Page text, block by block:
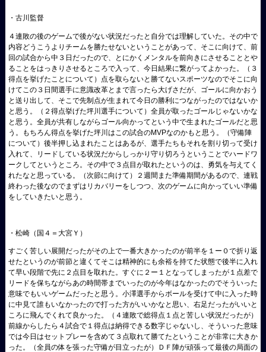
・古川監督
４連敗の後のゲームで後がない状況だったと自分では理解していた。その中で
内容どうこうよりチームを勝たせないということがあって、そこに向けて、前
回の試合から中３日だったので、とにかくメンタルを前向きにさせることとや
ることをはっきりさせるところで入って、今日結果に繋がってよかった。（３
得点を挙げたことについて）点を取らないと勝てないスポーツなのでそこに向
けてこの３日間選手に意識改革とまで言ったら大げさだが、ゴールに向かおう
と送り出して、そこで先制点が生まれて今日の勝利につながったのではないか
と思う。（２得点挙げた坪川選手について）全員が取ったゴールじゃないかな
と思う。全員が共有しながらゴール向かってという中で生まれたゴールだと思
う。もちろん得点を挙げた坪川はこの試合のMVPなのかもと思う。（守備陣
について）後半押し込まれたことはあるが、選手たちもそれを割り切って受け
入れて、リードしている状況だからしっかり守り切ろうということでハードワ
ークしてというところ。その中で３点目が取れたというのは、勇気を与えてく
れたなと思っている。（次節に向けて）２週間また準備期間があるので、連戦
終わった後なのでまずはリカバリーをしつつ、次のゲームに向かっていい準備
をしていきたいと思う。
・松崎（国４＝大宮Ｙ）
すごく苦しい展開だったがその上で一番大きかったのが前半を１ー０で折り返
せたというのが前節と違くてそこは精神的にも余裕を持てた状態で後半に入れ
て早い段階で先に２点目を取れた。すぐに２ー１となってしまったが１点差で
リードを保ちながらあの時間帯までいったのが今年はなかったのでそういった
意味でもいいゲームだったと思う。小澤選手からボールを受けて中に入った時
に中見て誰もいなかったので打った方がいいかなと思い、右足だったがいいと
ころに飛んでくれて良かった。（４連敗で総得点１点と苦しい状況だったが）
前線からしたら４試合で１得点は納得できる数字じゃないし、そういった意味
では今日はセットプレーを含めて３点取れて勝てたということが非常に大きか
った。（全員の体を張った守備が目立ったが）ＤＦ陣が頑張って最後の局面の